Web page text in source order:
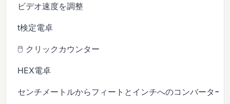
ビデオ速度を調整
t検定電卓
🖱️ クリックカウンター
HEX電卓
センチメートルからフィートとインチへのコンバーター